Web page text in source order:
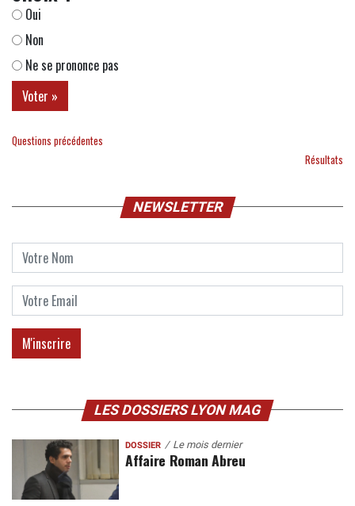
Oui
Non
Ne se prononce pas
Questions précédentes
Résultats
NEWSLETTER
LES DOSSIERS LYON MAG
DOSSIER Le mois dernier
Affaire Roman Abreu